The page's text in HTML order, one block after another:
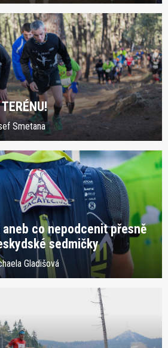
Smetana
co nepodcenit přesně
sedmičky
Gladišová